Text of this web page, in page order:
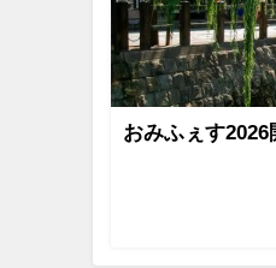
おみふぇす